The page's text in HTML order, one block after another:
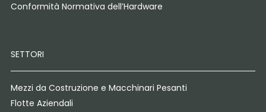
Conformità Normativa dell’Hardware
SETTORI
Mezzi da Costruzione e Macchinari Pesanti
Flotte Aziendali